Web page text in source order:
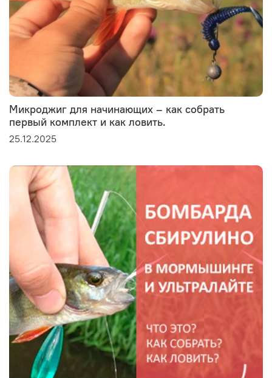
Микроджиг для начинающих – как собрать
первый комплект и как ловить.
25.12.2025